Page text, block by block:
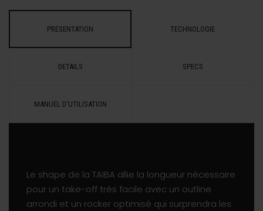
PRESENTATION TECHNOLOGIE
DETAILS SPECS
MANUEL D'UTILISATION
Le shape de la TAIBA allie la longueur nécessaire
pour un take-off très facile avec un outline
arrondi et un rocker optimisé qui surprendra les